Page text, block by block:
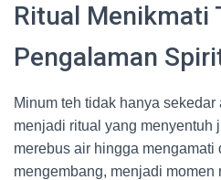
Ritual Menikmati
Pengalaman
Minum teh tidak hanya
menjadi ritual yang menyentuh
merebus air hingga mengamati
mengembang, menjadi momen